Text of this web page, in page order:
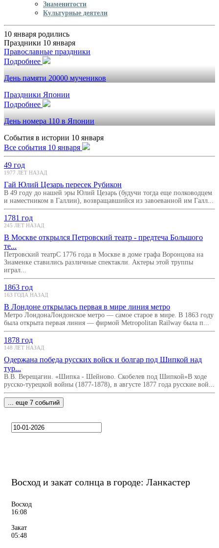
Знаменитости
Культурные деятели
10 января родились
Праздники 10 января
Православные праздники
Подробнее
День памяти 20000 мучеников
Праздники Японии
Подробнее
День номера 110 в Японии
События в истории 10 января
Все события 10 января
49 год
1977 ЛЕТ НАЗАД
Гай Юлий Цезарь пересек Рубикон
В 49 году до нашей эры Юлий Цезарь (будучи тогда еще полководцем
и наместником в Галлии), возвращавшийся из завоеванной им Галл...
1781 год
245 ЛЕТ НАЗАД
В Москве открылся Петровский театр - предтеча Большого
те...
Петровский театрС 1776 года в Москве в доме графа Воронцова на
Знаменке ставились различные спектакли. Актеры этой труппы
играл...
1863 год
163 ГОДА НАЗАД
В Лондоне открылась первая в мире линия метро
Метро ЛондонаЛондонское метро — самое старое в мире. В 1863 году
была открыта первая линия — фирмой Metropolitan Railway была п...
1878 год
148 ЛЕТ НАЗАД
Одержана победа русских войск и болгар под Шипкой над
тур...
В.В. Верещагин. «Шипка - Шейново. Скобелев под Шипкой»В ходе
русско-турецкой войны (1877-1878), в августе 1877 года русские вой...
... еще 7 событий
Восход и закат солнца в городе: Ланкастер
Восход
16:08
Закат
05:48